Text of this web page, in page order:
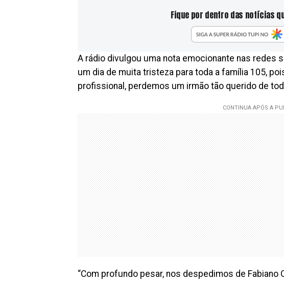
Fique por dentro das notícias
A rádio divulgou uma nota emocionante nas redes
um dia de muita tristeza para toda a família 105,
profissional, perdemos um irmão tão querido de
“Com profundo pesar, nos despedimos de